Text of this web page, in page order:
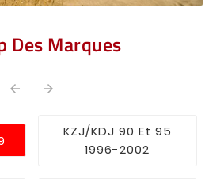
Des Marques
 
KZJ/KDJ 90 Et 95
1996-2002